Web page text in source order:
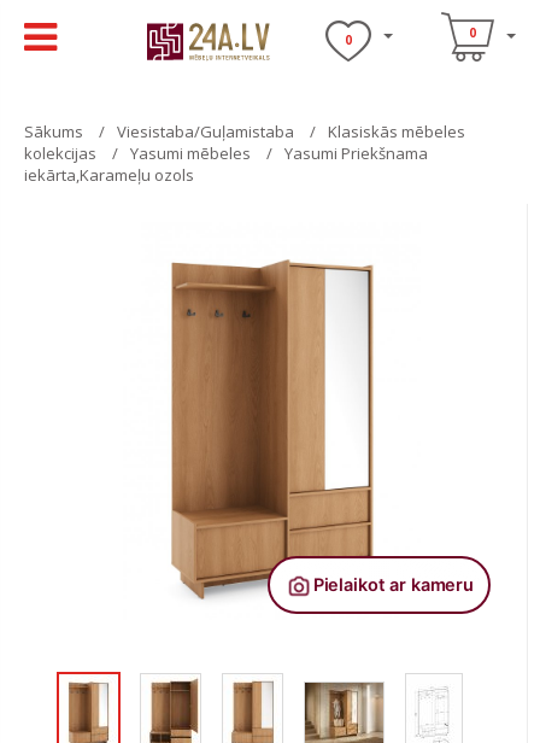
0 0
Sākums Viesistaba/Guļamistaba
Klasiskās mēbeles
kolekcijas
Yasumi mēbeles
Yasumi Priekšnama
iekārta,Karameļu ozols